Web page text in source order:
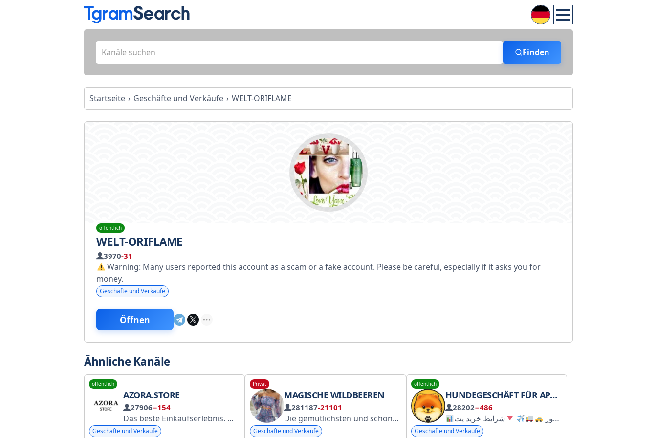
Finden
Startseite Geschäfte und Verkäufe WELT-ORIFLAME
öffentlich
WELT-ORIFLAME
3970-31
Warning: Many users reported this account as a scam or a fake account. Please be careful, especially if it asks you for
money.
Geschäfte und Verkäufe
Öffnen
Ähnliche Kanäle
öffentlich
AZORA.STORE
27906−154
Das beste Einkaufserlebnis. Wir feiern 10 Jahre! Webseite: https://azora.store
Geschäfte und Verkäufe
Privat
MAGISCHE WILDBEEREN
281187-21101
Die gemütlichsten und schönsten Fundstücke von Wildberries. Werbung und Promotion: @JACKDANIELSWORK. Produktwerbung: @feeriyas @kate_wbs @elizvtttta @itsmesophiet. NUR DIESE MANAGER, ES GIBT KEINE ANDEREN.
Geschäfte und Verkäufe
öffentlich
HUNDEGESCHÄFT FÜR APARTMENTS | TIERMARKT
28202−486
تامین کننده انواع نژادهای آپارتمانی با امکان ارسال به سراسر کشور شرایط خرید پت
Geschäfte und Verkäufe